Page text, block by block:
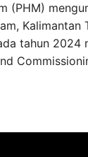
(PHM)
tahun